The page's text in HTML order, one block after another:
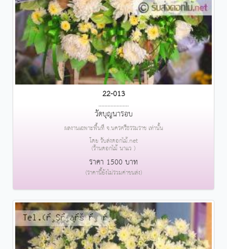
22-013
....................
วัดบุญนารอบ
ผลงานเฉพาะพื้นที่ จ.นครศรีธรรมราช เท่านั้น
โดย รับส่งดอกไม้.net
(ร้านดอกไม้ นาแว )
ราคา 1500 บาท
(ราคานี้ยังไม่รวมค่าขนส่ง)